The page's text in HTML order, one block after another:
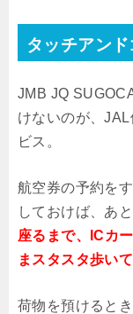
タッチアン
JMB JQ
けないのが、
ビス。
航空券の予約を
しておけば、あ
座るまで、ICカ
まスタスタ歩い
荷物を預けると